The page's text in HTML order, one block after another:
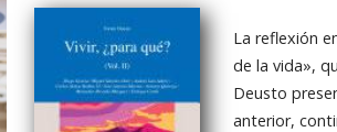
n
i
d
o
La reflexión
de la vida»,
Deusto
anterior,